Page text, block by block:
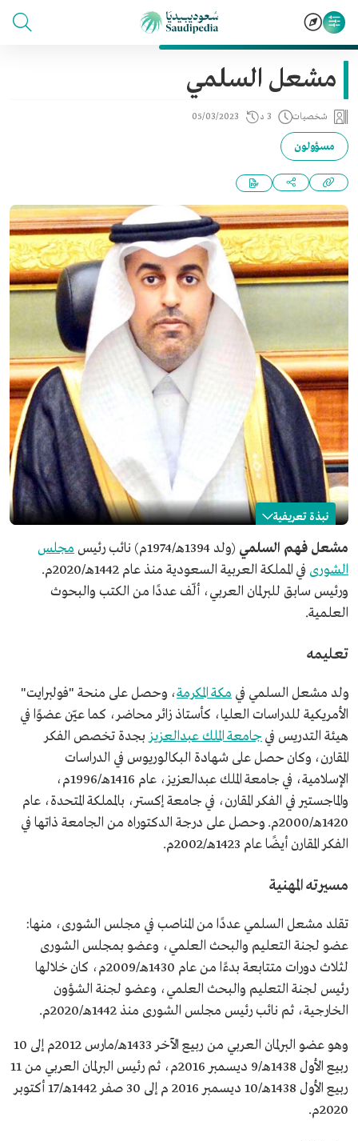
مشعل السلمي
شخصيات 3 د 05/03/2023
مسؤولون
نبذة تعريفية
مشعل السلمي
الاسم
مشعل السلمي.
تاريخ الميلاد
1974م.
مكان الميلاد
الدكتوراه من جامعة إكستر ببريطانيا في الفكر المقارن.
مشعل فهم السلمي (ولد 1394هـ/1974م) نائب رئيس
مجلس
الشورى
في المملكة العربية السعودية منذ عام 1442هـ/2020م.
ورئيس سابق للبرلمان العربي، ألّف عددًا من الكتب والبحوث
العلمية.
تعليمه
ولد مشعل السلمي في مكة المكرمة، وحصل على منحة "فولبرايت"
الأمريكية للدراسات العليا، كأستاذ زائر محاضر، كما عيّن عضوًا في
هيئة التدريس في جامعة الملك عبدالعزيز بجدة تخصص الفكر
المقارن، وكان حصل على شهادة البكالوريوس في الدراسات
الإسلامية، في جامعة الملك عبدالعزيز، عام 1416هـ/1996م،
والماجستير في الفكر المقارن، في جامعة إكستر، بالمملكة المتحدة، عام
1420هـ/2000م. وحصل على درجة الدكتوراه من الجامعة ذاتها في
الفكر المقارن أيضًا عام 1423هـ/2002م.
مسيرته المهنية
تقلد مشعل السلمي عددًا من المناصب في مجلس الشورى، منها:
عضو لجنة التعليم والبحث العلمي، وعضو بمجلس الشورى
لثلاث دورات متتابعة بدءًا من عام 1430هـ/2009م، كان خلالها
رئيس لجنة التعليم والبحث العلمي، وعضو لجنة الشؤون
الخارجية، ثم نائب رئيس مجلس الشورى منذ 1442هـ/2020م.
وهو عضو البرلمان العربي من ربيع الآخر 1433هـ/مارس 2012م إلى 10
ربيع الأول 1438هـ/9 ديسمبر 2016م، ثم رئيس البرلمان العربي من 11
ربيع الأول 1438هـ/10 ديسمبر 2016 م إلى 30 صفر 1442هـ/17 أكتوبر
2020م.